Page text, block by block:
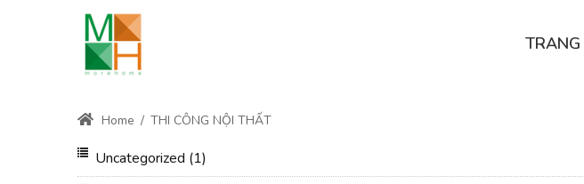
Home / THI CÔNG NỘI THẤT
Uncategorized (1)